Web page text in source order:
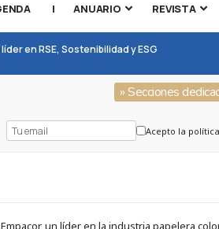
| ANUARIO REVISTA
en RSE, Sostenibilidad y ESG
» Secciones
Acepto la
un líder en la industria papelera